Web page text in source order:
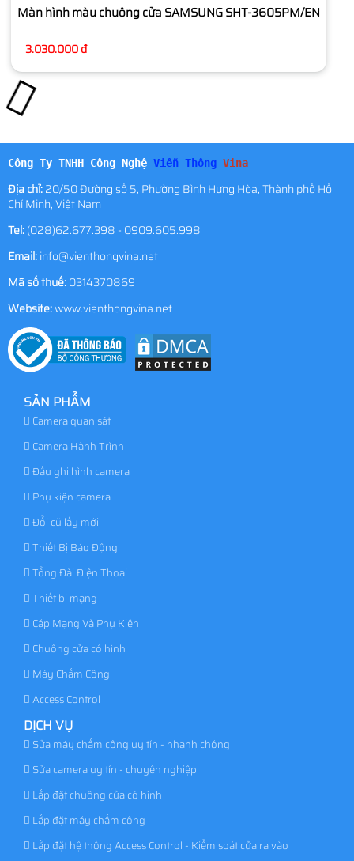
Màn hình màu chuông cửa SAMSUNG SHT-3605PM/EN
3.030.000 đ
Công Ty TNHH Công Nghệ Viễn Thông Vina
Địa chỉ:20/50 Đường số 5, Phường Bình Hưng Hòa, Thành phố Hồ
Chí Minh, Việt Nam
Tel:(028)62.677.398 - 0909.605.998
Email:info@vienthongvina.net
Mã số thuế:0314370869
Website:www.vienthongvina.net
SẢN PHẨM
Camera quan sát
Camera Hành Trình
Đầu ghi hình camera
Phụ kiện camera
Đổi cũ lấy mới
Thiết Bị Báo Động
Tổng Đài Điện Thoại
Thiết bị mạng
Cáp Mạng Và Phụ Kiện
Chuông cửa có hình
Máy Chấm Công
Access Control
DỊCH VỤ
Sửa máy chấm công uy tín - nhanh chóng
Sửa camera uy tín - chuyên nghiệp
Lắp đặt chuông cửa có hình
Lắp đặt máy chấm công
Lắp đặt hệ thống Access Control - Kiểm soát cửa ra vào